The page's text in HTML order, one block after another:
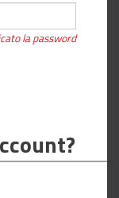
la password